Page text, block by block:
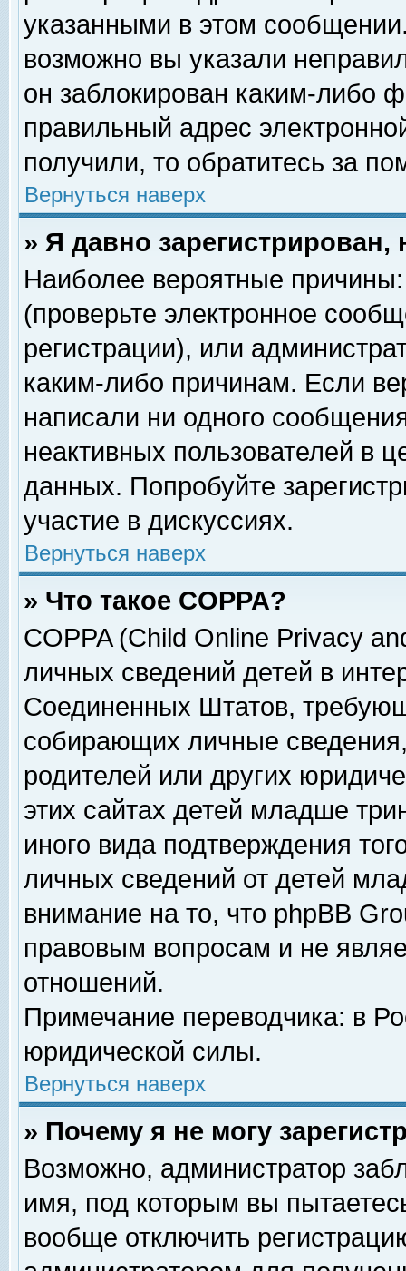
указанными в этом
возможно вы указали
он заблокирован каким-либо
правильный адрес
получили, то обратитесь за
Вернуться наверх
» Я давно
Наиболее вероятные
(проверьте электронное
регистрации), или
каким-либо причинам. Если
написали ни одного
неактивных пользователей в
данных. Попробуйте
участие в дискуссиях.
Вернуться наверх
» Что такое COPPA?
COPPA (Child Online Privacy
личных сведений детей в
Соединенных Штатов,
собирающих личные
родителей или других
этих сайтах детей младше
иного вида подтверждения
личных сведений от детей
внимание на то, что phpBB
правовым вопросам и не
отношений.
Примечание переводчика: в
юридической силы.
Вернуться наверх
» Почему я не могу
Возможно, администратор
имя, под которым вы
вообще отключить